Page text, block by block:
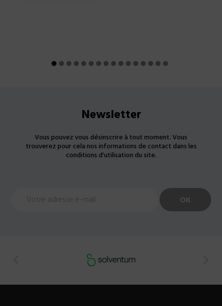
Newsletter
Vous pouvez vous désinscrire à tout moment. Vous
trouverez pour cela nos informations de contact dans les
conditions d'utilisation du site.